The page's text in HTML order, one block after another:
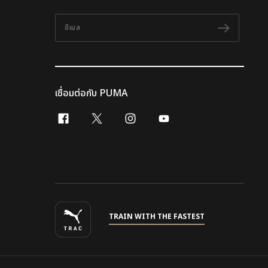
อีเมล
ติดตาม
เชื่อมต่อกับ PUMA
facebook
x-twitterinstagram
youtube
TRAIN WITH THE FASTEST